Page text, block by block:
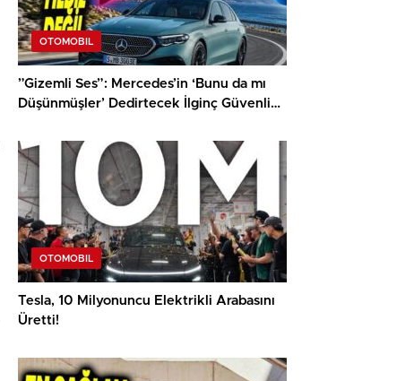
OTOMOBIL
”Gizemli Ses”: Mercedes’in ‘Bunu da mı
Düşünmüşler’ Dedirtecek İlginç Güvenlik
OTOMOBIL
Tesla, 10 Milyonuncu Elektrikli Arabasını
Üretti!